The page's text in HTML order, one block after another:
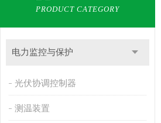
PRODUCT CATEGORY
电力监控与保护
光伏协调控制器
测温装置